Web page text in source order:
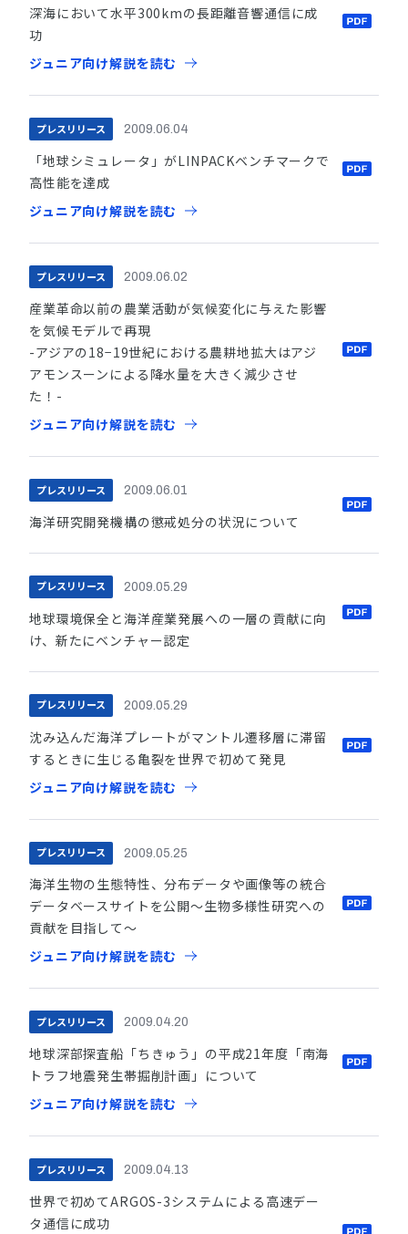
深海において水平300kmの長距離音響通信に成
功
ジュニア向け解説を読む
プレスリリース 2009.06.04
「地球シミュレータ」がLINPACKベンチマークで
高性能を達成
ジュニア向け解説を読む
プレスリリース 2009.06.02
産業革命以前の農業活動が気候変化に与えた影響
を気候モデルで再現
-アジアの18−19世紀における農耕地拡大はアジ
アモンスーンによる降水量を大きく減少させ
た！-
ジュニア向け解説を読む
プレスリリース 2009.06.01
海洋研究開発機構の懲戒処分の状況について
プレスリリース 2009.05.29
地球環境保全と海洋産業発展への一層の貢献に向
け、新たにベンチャー認定
プレスリリース 2009.05.29
沈み込んだ海洋プレートがマントル遷移層に滞留
するときに生じる亀裂を世界で初めて発見
ジュニア向け解説を読む
プレスリリース 2009.05.25
海洋生物の生態特性、分布データや画像等の統合
データベースサイトを公開〜生物多様性研究への
貢献を目指して〜
ジュニア向け解説を読む
プレスリリース 2009.04.20
地球深部探査船「ちきゅう」の平成21年度「南海
トラフ地震発生帯掘削計画」について
ジュニア向け解説を読む
プレスリリース 2009.04.13
世界で初めてARGOS-3システムによる高速デー
タ通信に成功